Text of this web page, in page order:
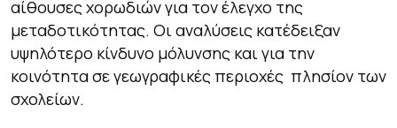
αίθουσες χορωδιών για τον έλεγχο της
μεταδοτικότητας. Οι αναλύσεις κατέδειξαν
υψηλότερο κίνδυνο μόλυνσης και για την
κοινότητα σε γεωγραφικές περιοχές πλησίον των
σχολείων.